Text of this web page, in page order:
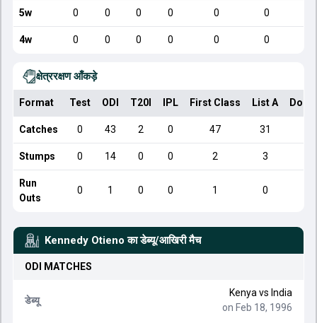
5w 0 0 0 0 0 0
4w 0 0 0 0 0 0
क्षेत्ररक्षण आँकड़े
Format Test ODI T20I IPL First Class List A
Catches 0 43 2 0 47 31
Stumps 0 14 0 0 2 3
Run
Outs
0 1 0 0 1 0
Kennedy Otieno का डेब्यू/आखिरी मैच
ODI MATCHES
डेब्यू
Kenya vs India
on Feb 18, 1996